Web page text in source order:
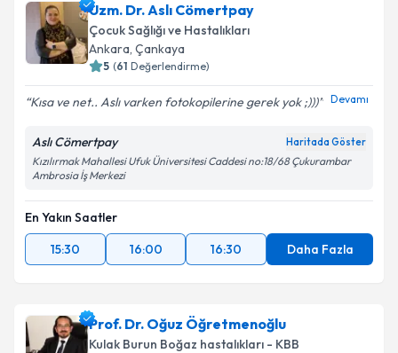
Uzm. Dr. Aslı Cömertpay
Çocuk Sağlığı ve Hastalıkları
Ankara, Çankaya
5 (61 Değerlendirme)
Kısa ve net.. Aslı varken fotokopilerine gerek yok ;))) Devamı
Aslı Cömertpay Haritada Göster
Kızılırmak Mahallesi Ufuk Üniversitesi Caddesi no:18/68 Çukurambar
Ambrosia İş Merkezi
En Yakın Saatler
15:30
16:00 16:30 Daha Fazla
Prof. Dr. Oğuz Öğretmenoğlu
Kulak Burun Boğaz hastalıkları - KBB